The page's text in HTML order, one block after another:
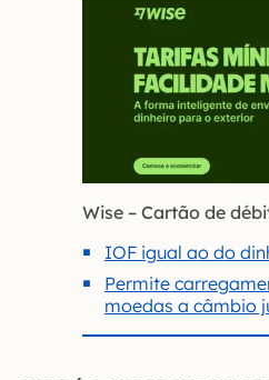
Wise – Cartão de
IOF igual ao do
Permite
moedas a câmbio